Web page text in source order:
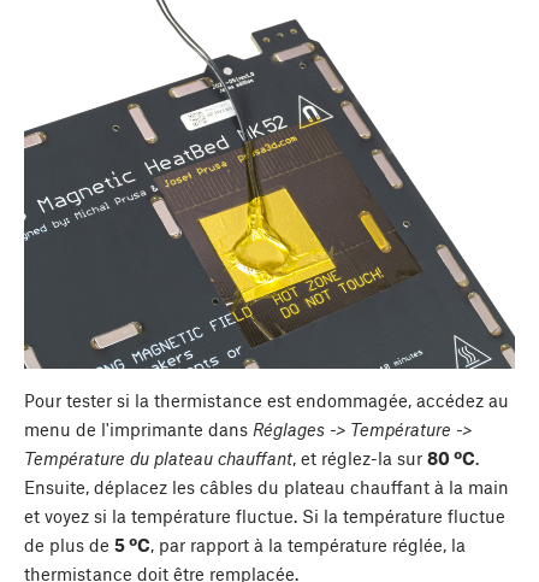
Pour tester si la thermistance est endommagée, accédez au
menu de l'imprimante dans Réglages -> Température ->
Température du plateau chauffant, et réglez-la sur 80 ºC.
Ensuite, déplacez les câbles du plateau chauffant à la main
et voyez si la température fluctue. Si la température fluctue
de plus de 5 ºC, par rapport à la température réglée, la
thermistance doit être remplacée.